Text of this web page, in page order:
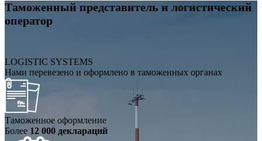
Таможенный представитель и логистический
оператор
LOGISTIC SYSTEMS
Нами перевезено и оформлено в таможенных органах
Таможенное оформление
Более 12 000 деклараций